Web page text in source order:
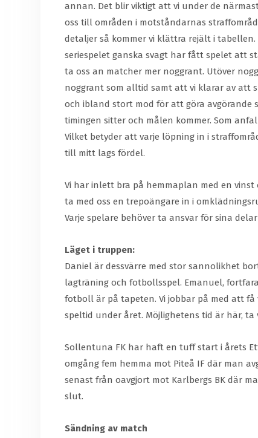
annan. Det blir viktigt att vi under de
oss till områden i motståndarnas
detaljer så kommer vi klättra rejält i
seriespelet ganska svagt har fått spelet att
ta oss an matcher mer noggrant. Utöver
noggrant som alltid samt att vi klarar av att
och ibland stort mod för att göra avgörande
timingen sitter och målen kommer. Som
Vilket betyder att varje löpning in i
till mitt lags fördel.
Vi har inlett bra på hemmaplan med en
ta med oss en trepoängare in i
Varje spelare behöver ta ansvar för sina
Läget i truppen:
Daniel är dessvärre med stor sannolikhet
lagträning och fotbollsspel. Emanuel,
fotboll är på tapeten. Vi jobbar på med att
speltid under året. Möjlighetens tid är här, ta
Sollentuna FK har haft en tuff start i årets
omgång fem hemma mot Piteå IF där man
senast från oavgjort mot Karlbergs BK där
slut.
Sändning av match